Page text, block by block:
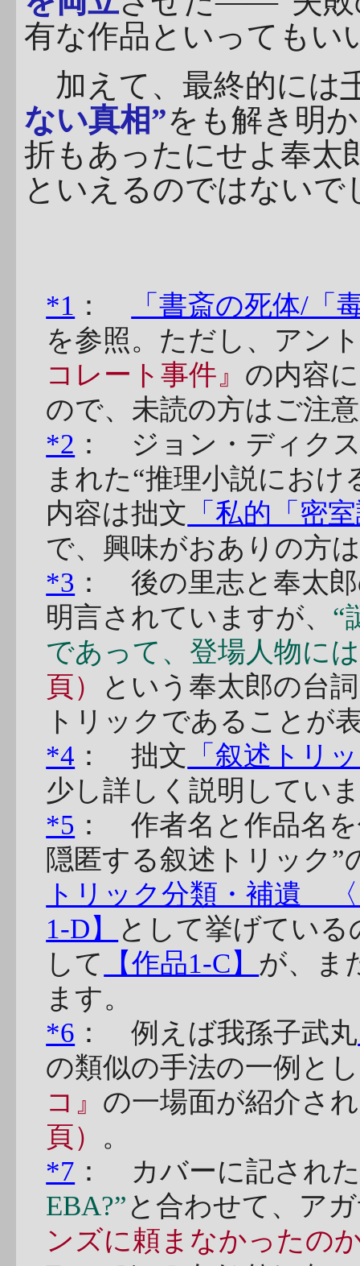
有な作品といってもい
加えて、最終的には
ない真相”をも解き明
折もあったにせよ奉太
といえるのではないで
*1 ：
「書斎の死体/「
を参照。ただし、アン
コレート事件』 の内容
ので、未読の方はご注
*2 ： ジョン・ディク
まれた“推理小説にお
内容は拙文 「私的「密
で、興味がおありの方
*3 ： 後の里志と奉太
明言されていますが、 “
であって、登場人物に
頁）
という奉太郎の台
トリックであることが
*4 ： 拙文 「叙述トリ
少し詳しく説明してい
*5 ： 作者名と作品名
隠匿する叙述トリック
トリック分類・補遺
1-D】
として挙げてい
して
【作品1-C】 が、ま
ます。
*6 ： 例えば我孫子武丸
の類似の手法の一例と
コ』 の一場面が紹介さ
頁） 。
*7 ： カバーに記され
EBA?” と合わせて、ア
ンズに頼まなかったの